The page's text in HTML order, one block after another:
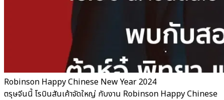
Robinson Happy Chinese New Year 2024
ตรุษจีนนี้ โรบินสันเค้าจัดใหญ่ กับงาน Robinson Happy Chinese